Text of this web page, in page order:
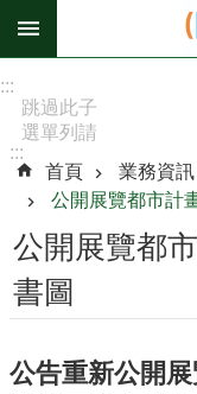
跳到主要內容區塊
階
搜
尋
訊
息
告
:::
跳過此子
選單列請
[Enter]，
繼續則按
[Tab]
:::
首頁
業務資訊
公開展覽都市計
公開展覽都
書圖
公告重新公開